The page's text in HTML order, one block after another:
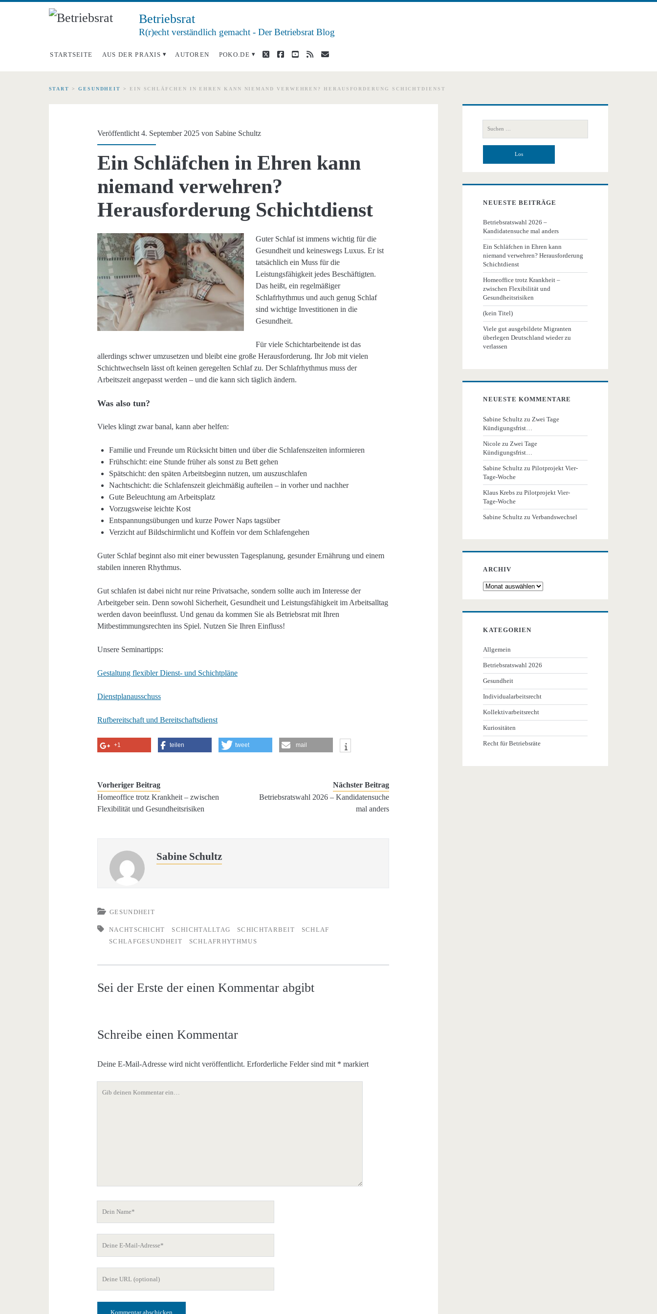
Betriebsrat
R(r)echt verständlich gemacht - Der Betriebsrat Blog
STARTSEITE AUS DER PRAXIS AUTOREN POKO.DE twitterfacebook
youtube
rss E-
Mail
START > GESUNDHEIT > EIN SCHLÄFCHEN IN EHREN KANN NIEMAND VERWEHREN? HERAUSFORDERUNG SCHICHTDIENST
Veröffentlicht 4. September 2025 von Sabine Schultz
Ein Schläfchen in Ehren kann
niemand verwehren?
Herausforderung Schichtdienst
Guter Schlaf ist immens wichtig für die
Gesundheit und keineswegs Luxus. Er ist
tatsächlich ein Muss für die
Leistungsfähigkeit jedes Beschäftigten.
Das heißt, ein regelmäßiger
Schlafrhythmus und auch genug Schlaf
sind wichtige Investitionen in die
Gesundheit.
Für viele Schichtarbeitende ist das
allerdings schwer umzusetzen und bleibt eine große Herausforderung. Ihr Job mit vielen
Schichtwechseln lässt oft keinen geregelten Schlaf zu. Der Schlafrhythmus muss der
Arbeitszeit angepasst werden – und die kann sich täglich ändern.
Was also tun?
Vieles klingt zwar banal, kann aber helfen:
Familie und Freunde um Rücksicht bitten und über die Schlafenszeiten informieren
Frühschicht: eine Stunde früher als sonst zu Bett gehen
Spätschicht: den späten Arbeitsbeginn nutzen, um auszuschlafen
Nachtschicht: die Schlafenszeit gleichmäßig aufteilen – in vorher und nachher
Gute Beleuchtung am Arbeitsplatz
Vorzugsweise leichte Kost
Entspannungsübungen und kurze Power Naps tagsüber
Verzicht auf Bildschirmlicht und Koffein vor dem Schlafengehen
Guter Schlaf beginnt also mit einer bewussten Tagesplanung, gesunder Ernährung und einem
stabilen inneren Rhythmus.
Gut schlafen ist dabei nicht nur reine Privatsache, sondern sollte auch im Interesse der
Arbeitgeber sein. Denn sowohl Sicherheit, Gesundheit und Leistungsfähigkeit im Arbeitsalltag
werden davon beeinflusst. Und genau da kommen Sie als Betriebsrat mit Ihren
Mitbestimmungsrechten ins Spiel. Nutzen Sie Ihren Einfluss!
Unsere Seminartipps:
Gestaltung flexibler Dienst- und Schichtpläne
Dienstplanausschuss
Rufbereitschaft und Bereitschaftsdienst
+1 teilen tweet mail
Vorheriger Beitrag
Homeoffice trotz Krankheit – zwischen
Flexibilität und Gesundheitsrisiken
Nächster Beitrag
Betriebsratswahl 2026 – Kandidatensuche
mal anders
Sabine Schultz
GESUNDHEIT
NACHTSCHICHT SCHICHTALLTAG SCHICHTARBEIT
SCHLAF
SCHLAFGESUNDHEIT
SCHLAFRHYTHMUS
Sei der Erste der einen Kommentar abgibt
Schreibe einen Kommentar
Deine E-Mail-Adresse wird nicht veröffentlicht. Erforderliche Felder sind mit * markiert
Adresse
Primäre
Seitenleiste
nach:
NEUESTE BEITRÄGE
Betriebsratswahl 2026 –
Kandidatensuche mal anders
Ein Schläfchen in Ehren kann
niemand verwehren? Herausforderung
Schichtdienst
Homeoffice trotz Krankheit –
zwischen Flexibilität und
Gesundheitsrisiken
(kein Titel)
Viele gut ausgebildete Migranten
überlegen Deutschland wieder zu
verlassen
NEUESTE KOMMENTARE
Sabine Schultz zu Zwei Tage
Kündigungsfrist…
Nicole zu Zwei Tage
Kündigungsfrist…
Sabine Schultz zuPilotprojekt Vier-
Tage-Woche
Klaus Krebs zuPilotprojekt Vier-
Tage-Woche
Sabine Schultz zuVerbandswechsel
ARCHIV
Archiv
KATEGORIEN
Allgemein
Betriebsratswahl 2026
Gesundheit
Individualarbeitsrecht
Kollektivarbeitsrecht
Kuriositäten
Recht für Betriebsräte